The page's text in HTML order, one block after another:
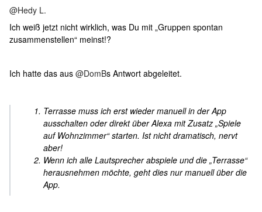
@Hedy L.
Ich weiß jetzt nicht wirklich, was Du mit „Gruppen spontan
zusammenstellen“ meinst!?
Ich hatte das aus ​ @DomBs Antwort abgeleitet.
Terrasse muss ich erst wieder manuell in der App
ausschalten oder direkt über Alexa mit Zusatz „Spiele
auf Wohnzimmer“ starten. Ist nicht dramatisch, nervt
aber!
Wenn ich alle Lautsprecher abspiele und die „Terrasse“
herausnehmen möchte, geht dies nur manuell über die
App.